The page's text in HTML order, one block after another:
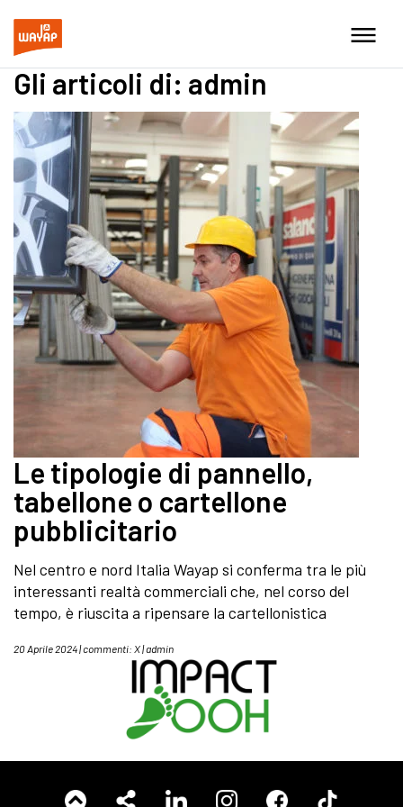
Gli articoli di: admin
Le tipologie di pannello,
tabellone o cartellone
pubblicitario
Nel centro e nord Italia Wayap si conferma tra le più
interessanti realtà commerciali che, nel corso del
tempo, è riuscita a ripensare la cartellonistica
20 Aprile 2024 | commenti: X|admin